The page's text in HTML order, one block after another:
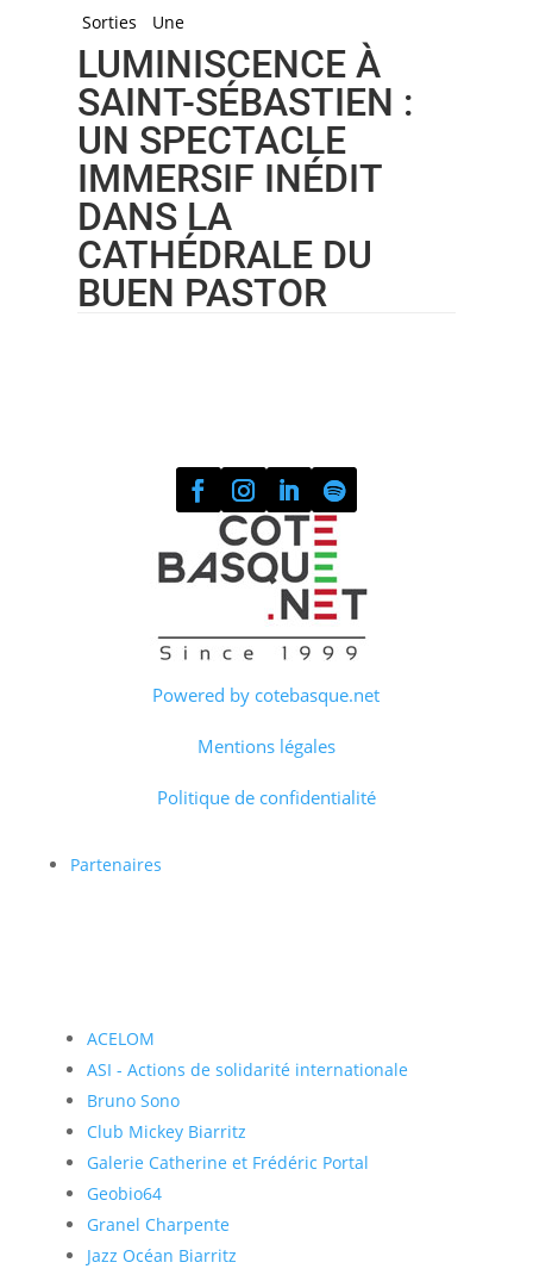
Sorties Une
LUMINISCENCE À
SAINT-SÉBASTIEN :
UN SPECTACLE
IMMERSIF INÉDIT
DANS LA
CATHÉDRALE DU
BUEN PASTOR
Powered by cotebasque.net
Mentions légales
Politique de confidentialité
Partenaires
ACELOM
ASI - Actions de solidarité internationale
Bruno Sono
Club Mickey Biarritz
Galerie Catherine et Frédéric Portal
Geobio64
Granel Charpente
Jazz Océan Biarritz